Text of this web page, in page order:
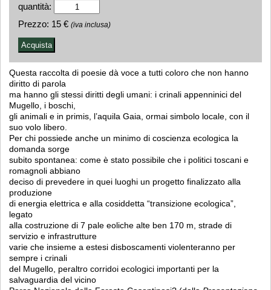
quantità:
Prezzo: 15 € (iva inclusa)
Questa raccolta di poesie dà voce a tutti coloro che non hanno
diritto di parola
ma hanno gli stessi diritti degli umani: i crinali appenninici del
Mugello, i boschi,
gli animali e in primis, l’aquila Gaia, ormai simbolo locale, con il
suo volo libero.
Per chi possiede anche un minimo di coscienza ecologica la
domanda sorge
subito spontanea: come è stato possibile che i politici toscani e
romagnoli abbiano
deciso di prevedere in quei luoghi un progetto finalizzato alla
produzione
di energia elettrica e alla cosiddetta “transizione ecologica”,
legato
alla costruzione di 7 pale eoliche alte ben 170 m, strade di
servizio e infrastrutture
varie che insieme a estesi disboscamenti violenteranno per
sempre i crinali
del Mugello, peraltro corridoi ecologici importanti per la
salvaguardia del vicino